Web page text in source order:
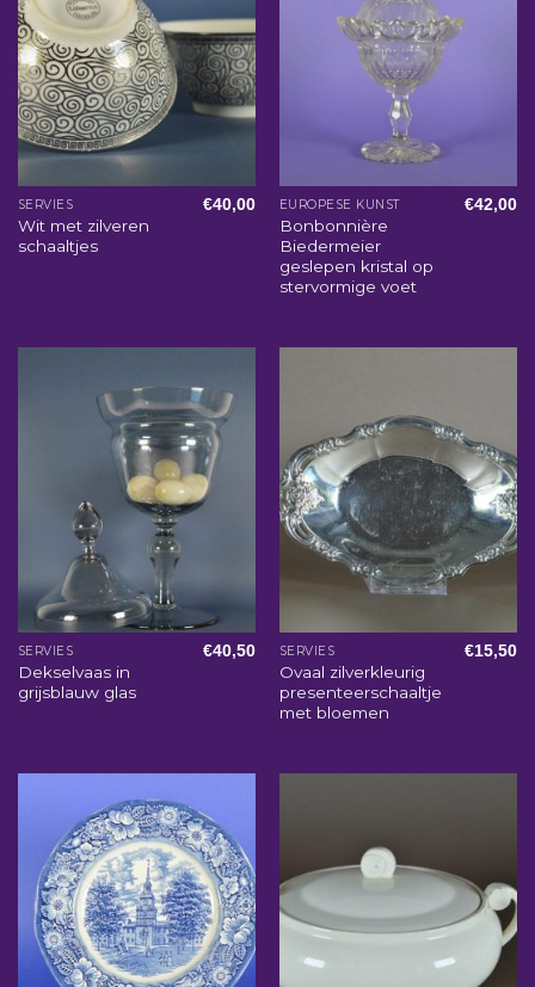
SERVIES
Wit met zilveren
schaaltjes
€40,00 EUROPESE KUNST
Bonbonnière
Biedermeier
geslepen kristal op
stervormige voet
€42,00
SERVIES
Dekselvaas in
grijsblauw glas
€40,50 SERVIES
Ovaal zilverkleurig
presenteerschaaltje
met bloemen
€15,50